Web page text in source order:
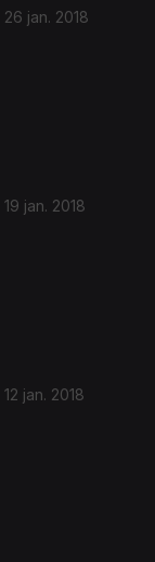
26 jan. 2018
19 jan. 2018
12 jan. 2018